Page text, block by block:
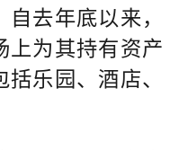
自去年底以来，
上为其持有资产
乐园、酒店、